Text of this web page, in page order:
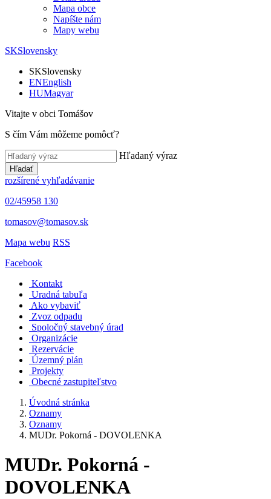
Mapa obce
Napíšte nám
Mapy webu
SKSlovensky
SKSlovensky
ENEnglish
HUMagyar
Vitajte v obci Tomášov
S čím Vám môžeme pomôcť?
Hľadaný výraz
Hľadať
rozšírené vyhľadávanie
02/45958 130
tomasov@tomasov.sk
Mapa webu RSS
Facebook
Kontakt
Uradná tabuľa
Ako vybaviť
Zvoz odpadu
Spoločný stavebný úrad
Organizácie
Rezervácie
Územný plán
Projekty
Obecné zastupiteľstvo
Úvodná stránka
Oznamy
Oznamy
MUDr. Pokorná - DOVOLENKA
MUDr. Pokorná -
DOVOLENKA